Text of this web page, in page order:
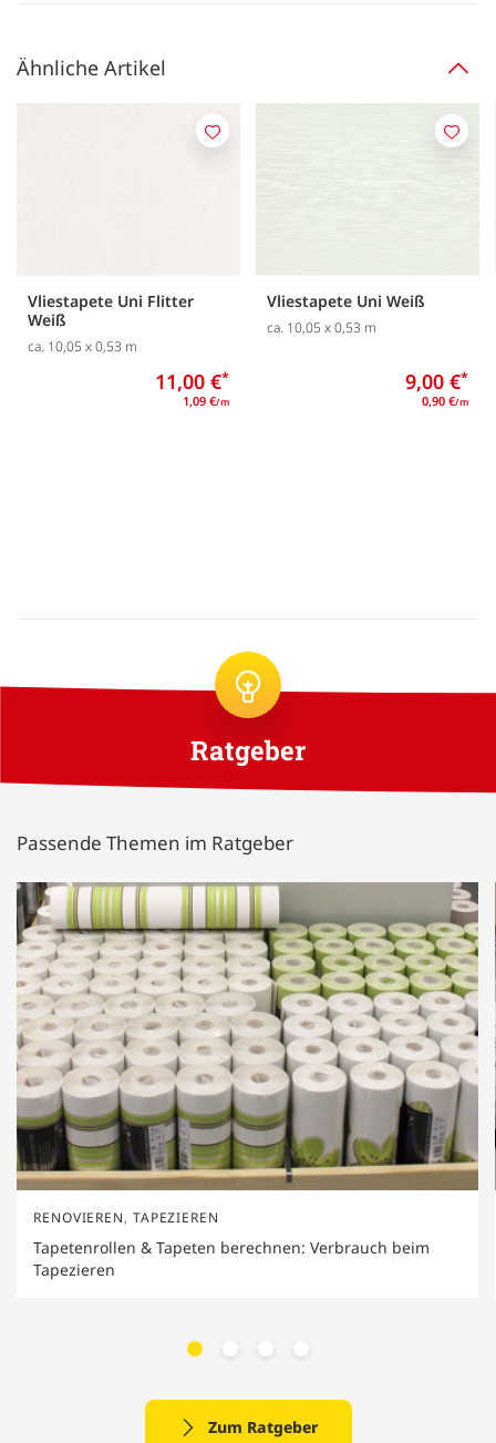
Ähnliche Artikel
Vliestapete Uni Flitter
Weiß
ca. 10,05 x 0,53 m
11,00 €*
1,09 €/m
Merken
Vliestapete Uni Weiß
ca. 10,05 x 0,53 m
9,00 €*
0,90 €/m
Ratgeber
Passende Themen im Ratgeber
Tapetenrollen & Tapeten berechnen: Verbrauch beim
Tapezieren
RENOVIEREN, TAPEZIEREN
Zum Ratgeber